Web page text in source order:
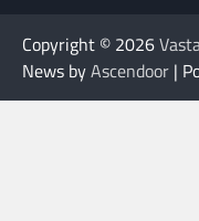
Copyright © 2026
News byAscendoor |